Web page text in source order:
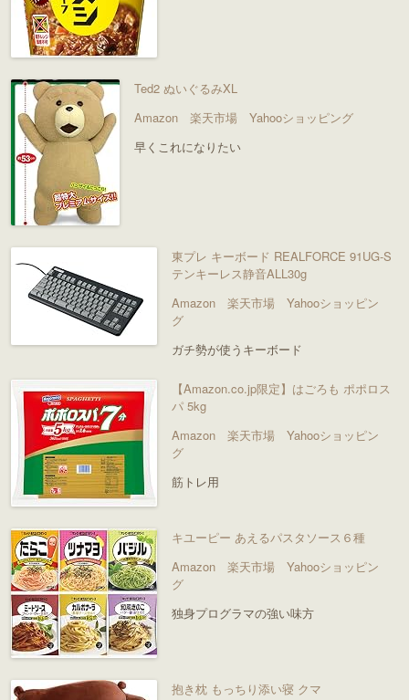
Ted2 ぬいぐるみXL
Amazon
楽天市場
Yahooショッピング
早くこれになりたい
東プレ キーボード REALFORCE 91UG-S
テンキーレス静音ALL30g
Amazon
楽天市場
Yahooショッピン
グ
ガチ勢が使うキーボード
【Amazon.co.jp限定】はごろも ポポロス
パ 5kg
Amazon
楽天市場
Yahooショッピン
グ
筋トレ用
キユーピー あえるパスタソース６種
Amazon
楽天市場
Yahooショッピン
グ
独身プログラマの強い味方
抱き枕 もっちり添い寝 クマ